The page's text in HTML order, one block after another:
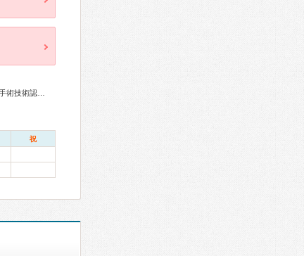
祝